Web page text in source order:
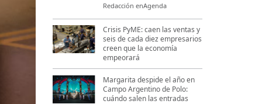
Redacción enAgenda
Crisis PyME: caen las ventas y
seis de cada diez empresarios
creen que la economía
empeorará
Margarita despide el año en
Campo Argentino de Polo:
cuándo salen las entradas